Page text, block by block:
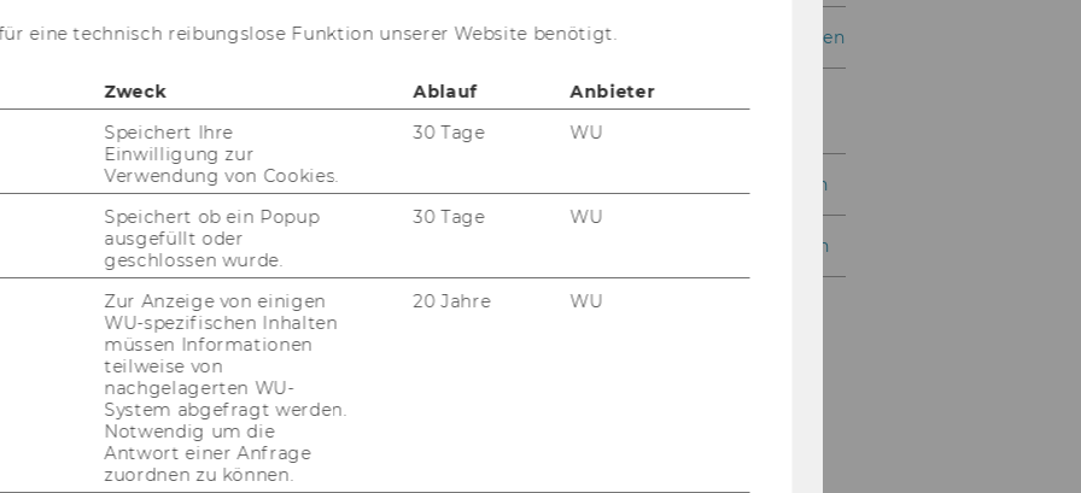
ak­tu­el­le und his­to­ri­scheJah­res­ab­
120.000ös­ter­rei­chi­schen pu­bli­zi­täts­
nach Ver­öf­fent­li­chungs­form sind so­wohl
ver­füg­bar. Umsatz-​ und
UGB sind in die de­tail­
ein­be­zo­gen. Da­ne­ben steht
den Da­ten­sät­zen ent­hal­ten:
Meistgenutzte Datenbanken
Neue Datenbanken &
Testzugänge
Auswahl von Datenbanken
A-Z Liste der Datenbanken
eine technisch reibungslose Funktion unserer Website benötigt.
Zweck Ablauf
Anbieter
Speichert Ihre
Einwilligung zur
Verwendung von Cookies.
30 Tage WU
Speichert ob ein Popup
ausgefüllt oder
geschlossen wurde.
30 Tage WU
Zur Anzeige von einigen
WU-spezifischen Inhalten
müssen Informationen
teilweise von
nachgelagerten WU-
System abgefragt werden.
Notwendig um die
Antwort einer Anfrage
zuordnen zu können.
20 Jahre WU